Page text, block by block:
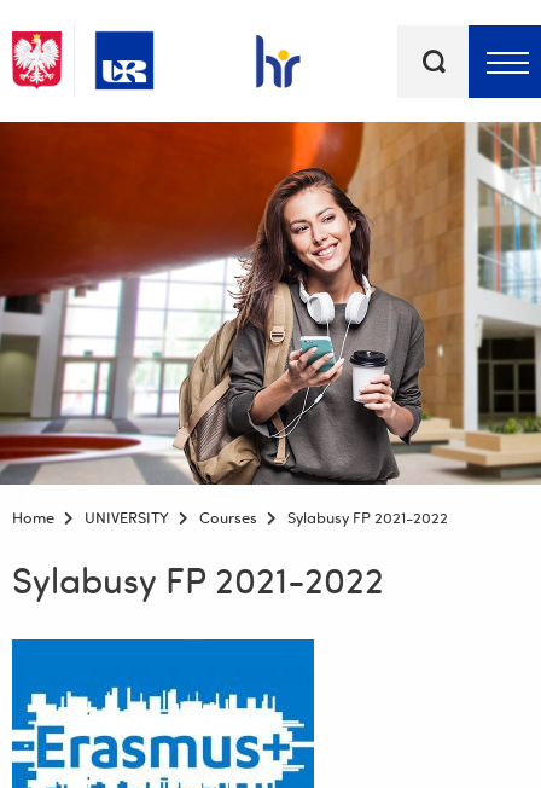
Home UNIVERSITY Courses Sylabusy FP 2021-2022
Sylabusy FP 2021-2022